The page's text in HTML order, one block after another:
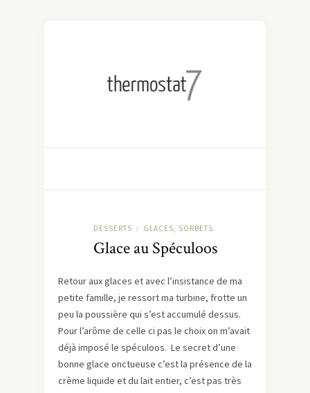
DESSERTS / GLACES, SORBETS
Glace au Spéculoos
Retour aux glaces et avec l’insistance de ma
petite famille, je ressort ma turbine, frotte un
peu la poussière qui s’est accumulé dessus.
Pour l’arôme de celle ci pas le choix on m’avait
déjà imposé le spéculoos. Le secret d’une
bonne glace onctueuse c’est la présence de la
crème liquide et du lait entier, c’est pas très